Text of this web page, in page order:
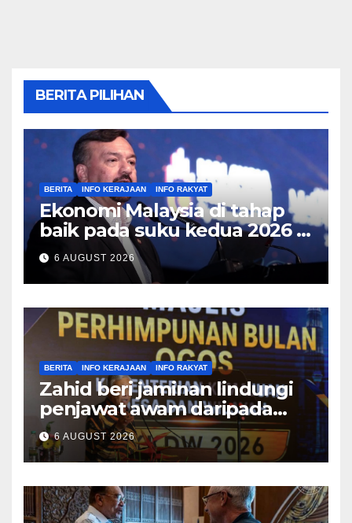
BERITA PILIHAN
BERITA INFO KERAJAAN INFO RAKYAT
Ekonomi Malaysia di tahap
baik pada suku kedua 2026 –
Amir Hamzah
6 AUGUST 2026
BERITA INFO KERAJAAN INFO RAKYAT
Zahid beri jaminan lindungi
penjawat awam daripada
tekanan pertembungan
politik
6 AUGUST 2026